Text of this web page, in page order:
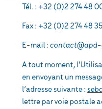
Tél. : +32 (0)2 274 48
Fax : +32 (0)2 274 48 35
E-mail :
A tout moment,
en envoyant un
l’adresse suivante :
lettre par voie postale